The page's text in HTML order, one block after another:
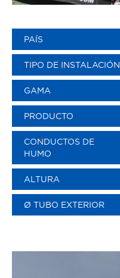
PAÍS
TIPO DE INSTALACIÓN
GAMA
PRODUCTO
CONDUCTOS DE
HUMO
ALTURA
Ø TUBO EXTERIOR